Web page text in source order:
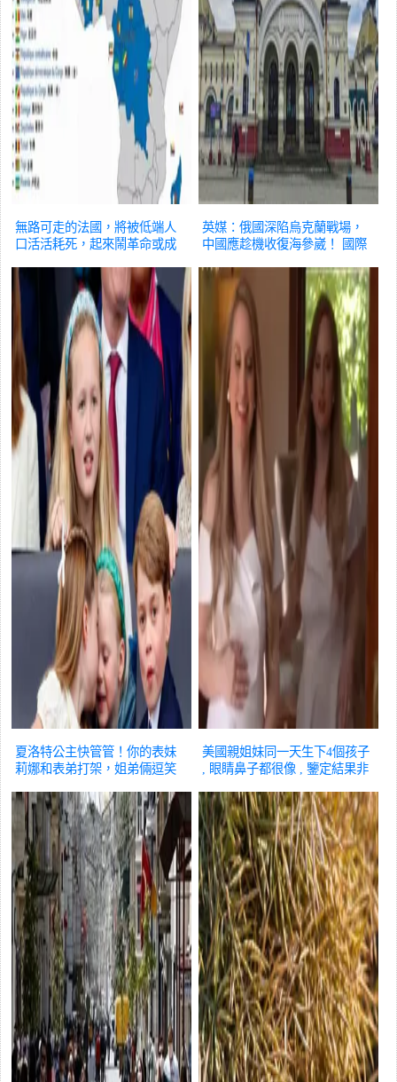
無路可走的法國，將被低端人
口活活耗死，起來鬧革命或成
英媒：俄國深陷烏克蘭戰場，
中國應趁機收復海參崴！
國際
夏洛特公主快管管！你的表妹
莉娜和表弟打架，姐弟倆逗笑
美國親姐妹同一天生下4個孩子
, 眼睛鼻子都很像 , 鑒定結果非